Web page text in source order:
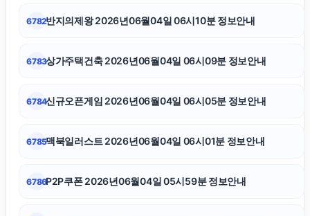
구리하수구막힘
6782반지의제왕 2026년06월04일 06시10분 정보안내
6783상가주택건축 2026년06월04일 06시09분 정보안내
6784신규오픈게임 2026년06월04일 06시05분 정보안내
6785맥북일러스트 2026년06월04일 06시01분 정보안내
6786P2P쿠폰 2026년06월04일 05시59분 정보안내